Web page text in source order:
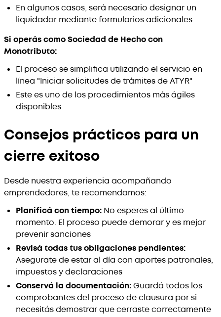
En algunos casos, será necesario designar un
liquidador mediante formularios adicionales
Si operás como Sociedad de Hecho con
Monotributo:
El proceso se simplifica utilizando el servicio en
línea "Iniciar solicitudes de trámites de ATYR"
Este es uno de los procedimientos más ágiles
disponibles
Consejos prácticos para un
cierre exitoso
Desde nuestra experiencia acompañando
emprendedores, te recomendamos:
Planificá con tiempo: No esperes al último
momento. El proceso puede demorar y es mejor
prevenir sanciones
Revisá todas tus obligaciones pendientes:
Asegurate de estar al día con aportes patronales,
impuestos y declaraciones
Conservá la documentación:Guardá todos los
comprobantes del proceso de clausura por si
necesitás demostrar que cerraste correctamente